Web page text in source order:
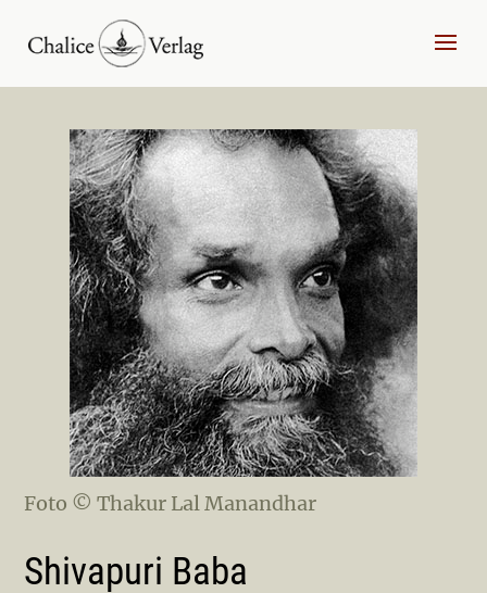
Foto © Thakur Lal Manandhar
Shivapuri Baba